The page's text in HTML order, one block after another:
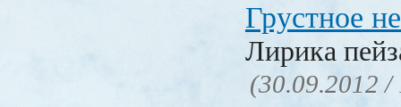
Грустное
Лирика
(30.09.2012 /